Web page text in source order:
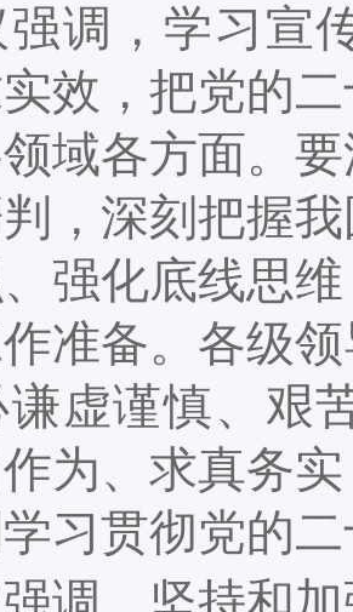
，学习宣传
效，把党的
域各方面。
，深刻把握
强化底线思
准备。各级
虚谨慎、艰
为、求真务
习贯彻党的
，坚持和加